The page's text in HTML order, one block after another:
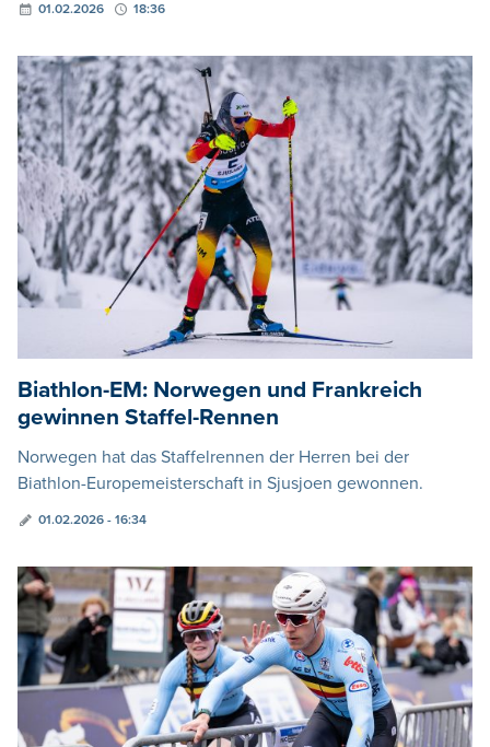
01.02.2026 18:36
Biathlon-EM: Norwegen und Frankreich
gewinnen Staffel-Rennen
Norwegen hat das Staffelrennen der Herren bei der
Biathlon-Europemeisterschaft in Sjusjoen gewonnen.
01.02.2026 - 16:34